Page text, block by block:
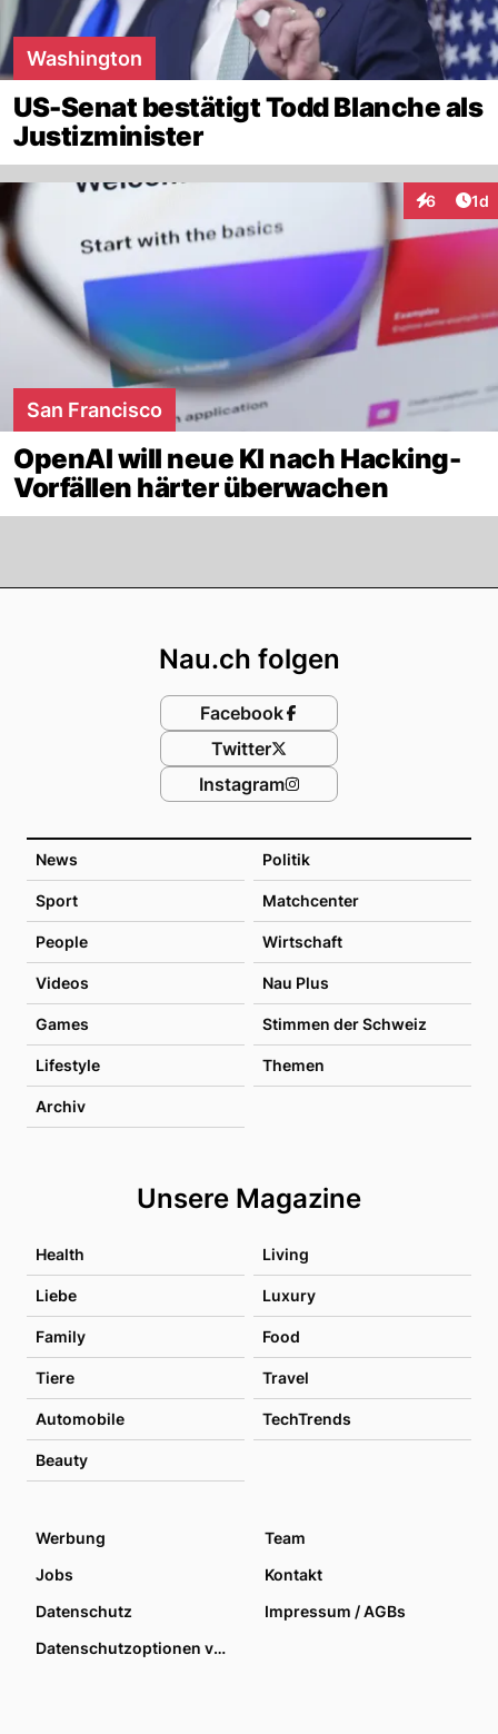
Washington
US-Senat bestätigt Todd Blanche als
Justizminister
6 1d
San Francisco
OpenAI will neue KI nach Hacking-
Vorfällen härter überwachen
News Politik
Sport Matchcenter
People Wirtschaft
Videos Nau Plus
Games Stimmen der Schweiz
Lifestyle Themen
Archiv
Unsere Magazine
Health Living
Liebe Luxury
Family Food
Tiere Travel
Automobile TechTrends
Beauty
Nau.ch folgen
Facebook
Twitter
Instagram
Werbung
Team
Jobs
Kontakt
Datenschutz
Impressum / AGBs
Datenschutzoptionen verwalten